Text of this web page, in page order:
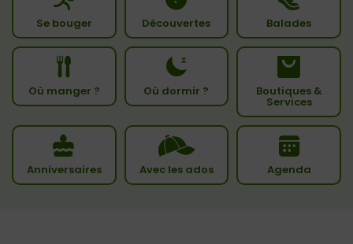
Se bouger Découvertes Balades
Où manger ? Où dormir ? Boutiques &
Services
Anniversaires Avec les ados Agenda